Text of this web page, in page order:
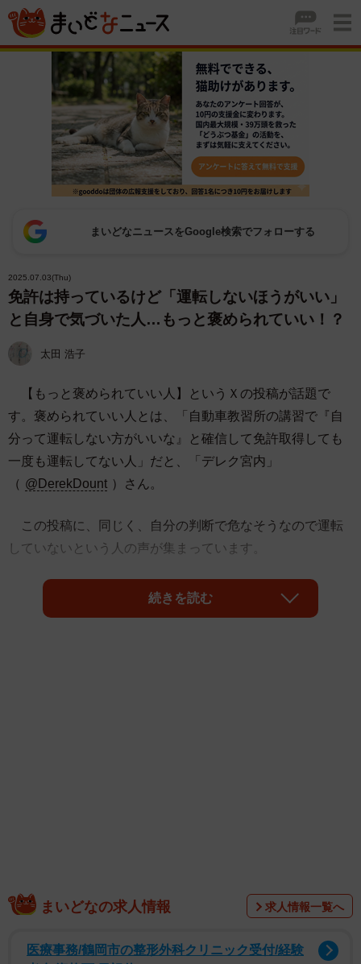
まいどなニュースをGoogle検索でフォローする
2025.07.03(Thu)
免許は持っているけど「運転しないほうがいい」
と自身で気づいた人…もっと褒められていい！？
太田 浩子
【もっと褒められていい人】というＸの投稿が話題で
す。褒められていい人とは、「自動車教習所の講習で『自
分って運転しない方がいいな』と確信して免許取得しても
一度も運転してない人」だと、「デレク宮内」
（ @DerekDount ）さん。
この投稿に、同じく、自分の判断で危なそうなので運転
していないという人の声が集まっています。
「車幅感覚もないし、どこ見たらいいのか分からなくなる
し…向いてないんですよね〜」
続きを読む
まいどなの求人情報 求人情報一覧へ
医療事務/鶴岡市の整形外科クリニック受付/経験